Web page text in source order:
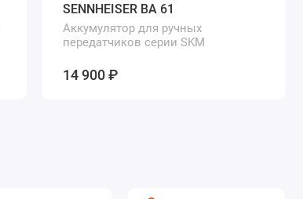
SENNHEISER BA 61
Аккумулятор для ручных
передатчиков серии SKM
14 900 ₽